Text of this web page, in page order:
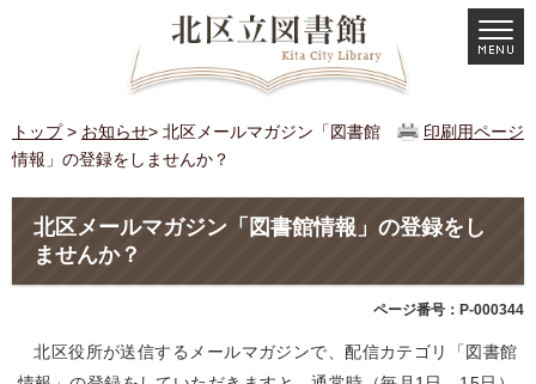
印刷用ページ
トップ> お知らせ> 北区メールマガジン「図書館
情報」の登録をしませんか？
北区メールマガジン「図書館情報」の登録をし
ませんか？
ページ番号：P-000344
北区役所が送信するメールマガジンで、配信カテゴリ「図書館